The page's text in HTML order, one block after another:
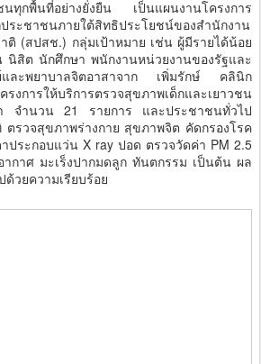
ทุกพื้นที่อย่างยั่งยืน เป็นแผนงานโครงการ
ระชาชนภายใต้สิทธิประโยชน์ของสำนักงาน
(สปสช.) กลุ่มเป้าหมาย เช่น ผู้มีรายได้น้อย
นิสิต นักศึกษา พนักงานหน่วยงานของรัฐและ
ละพยาบาลจิตอาสาจาก เพิ่มรักษ์ คลินิก
การให้บริการตรวจสุขภาพเด็กและเยาวชน
จำนวน 21 รายการ และประชาชนทั่วไป
รวจสุขภาพร่างกาย สุขภาพจิต คัดกรองโรค
ประกอบแว่น X ray ปอด ตรวจวัดค่า PM 2.5
กาศ มะเร็งปากมดลูก ทันตกรรม เป็นต้น ผล
ด้วยความเรียบร้อย